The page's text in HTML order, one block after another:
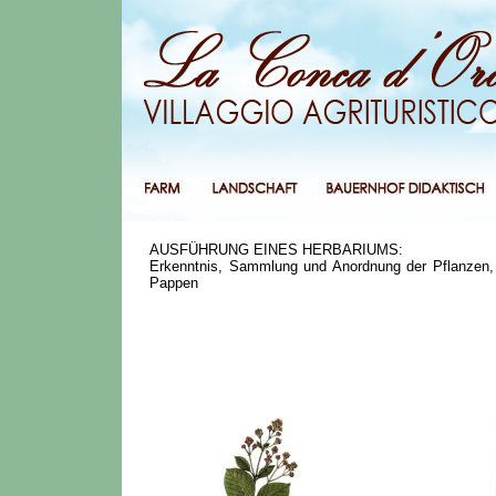
AUSFÜHRUNG EINES HERBARIUMS:
Erkenntnis, Sammlung und Anordnung der
Pappen